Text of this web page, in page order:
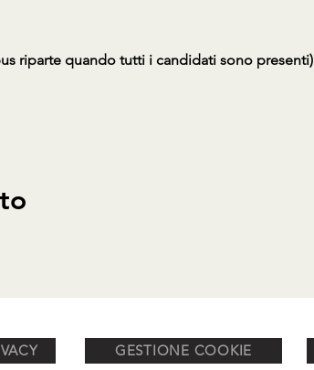
riparte quando tutti i candidati sono
GESTIONE COOKIE